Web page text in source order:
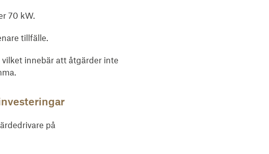
70 kW.
tillfälle.
vilket innebär att åtgärder inte
på